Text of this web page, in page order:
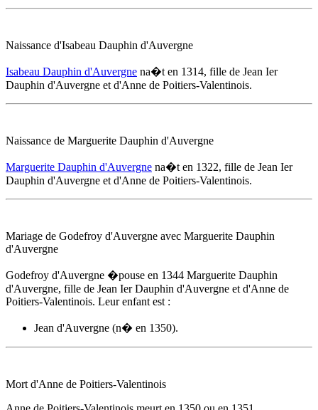
Naissance d'Isabeau Dauphin d'Auvergne
Isabeau Dauphin d'Auvergne na�t en 1314, fille de Jean Ier
Dauphin d'Auvergne et d'Anne de Poitiers-Valentinois.
Naissance de Marguerite Dauphin d'Auvergne
Marguerite Dauphin d'Auvergne na�t en 1322, fille de Jean Ier
Dauphin d'Auvergne et d'Anne de Poitiers-Valentinois.
Mariage de Godefroy d'Auvergne avec Marguerite Dauphin
d'Auvergne
Godefroy d'Auvergne �pouse en 1344 Marguerite Dauphin
d'Auvergne, fille de Jean Ier Dauphin d'Auvergne et d'Anne de
Poitiers-Valentinois. Leur enfant est :
Jean d'Auvergne (n� en 1350).
Mort d'Anne de Poitiers-Valentinois